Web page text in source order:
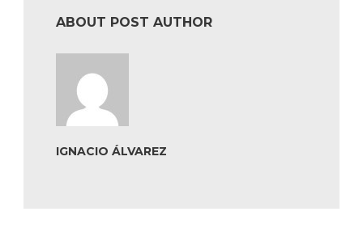
ABOUT POST AUTHOR
IGNACIO ÁLVAREZ